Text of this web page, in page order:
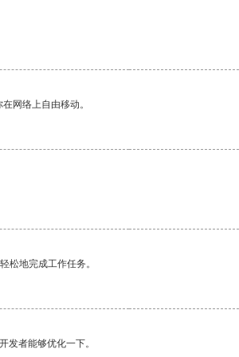
网络上自由移动。
松地完成工作任务。
发者能够优化一下。